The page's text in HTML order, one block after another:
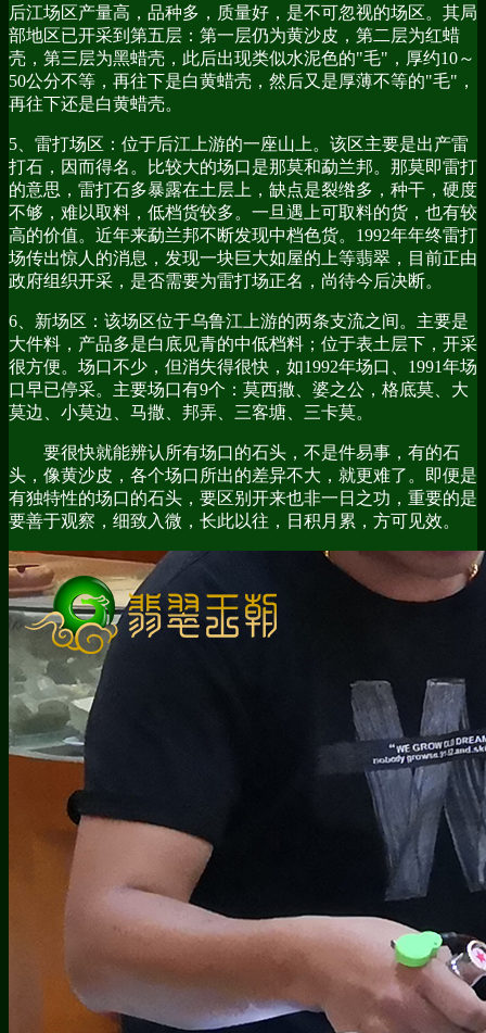
后江场区产量高，品种多，质量好，是不可忽视的场区。其局
部地区已开采到第五层：第一层仍为黄沙皮，第二层为红蜡
壳，第三层为黑蜡壳，此后出现类似水泥色的"毛"，厚约10～
50公分不等，再往下是白黄蜡壳，然后又是厚薄不等的"毛"，
再往下还是白黄蜡壳。
5、雷打场区：位于后江上游的一座山上。该区主要是出产雷
打石，因而得名。比较大的场口是那莫和勐兰邦。那莫即雷打
的意思，雷打石多暴露在土层上，缺点是裂绺多，种干，硬度
不够，难以取料，低档货较多。一旦遇上可取料的货，也有较
高的价值。近年来勐兰邦不断发现中档色货。1992年年终雷打
场传出惊人的消息，发现一块巨大如屋的上等翡翠，目前正由
政府组织开采，是否需要为雷打场正名，尚待今后决断。
6、新场区：该场区位于乌鲁江上游的两条支流之间。主要是
大件料，产品多是白底见青的中低档料；位于表土层下，开采
很方便。场口不少，但消失得很快，如1992年场口、1991年场
口早已停采。主要场口有9个：莫西撒、婆之公，格底莫、大
莫边、小莫边、马撒、邦弄、三客塘、三卡莫。
要很快就能辨认所有场口的石头，不是件易事，有的石
头，像黄沙皮，各个场口所出的差异不大，就更难了。即便是
有独特性的场口的石头，要区别开来也非一日之功，重要的是
要善于观察，细致入微，长此以往，日积月累，方可见效。